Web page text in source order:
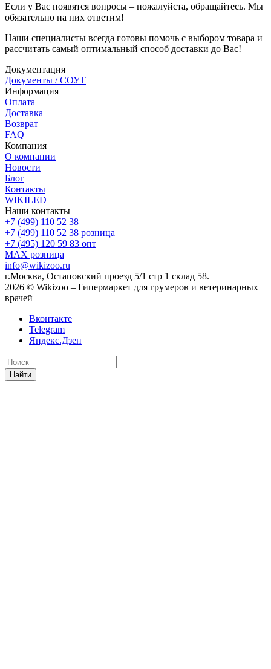
Если у Вас появятся вопросы – пожалуйста, обращайтесь. Мы
обязательно на них ответим!
Наши специалисты всегда готовы помочь с выбором товара и
рассчитать самый оптимальный способ доставки до Вас!
Документация
Документы / СОУТ
Информация
Оплата
Доставка
Возврат
FAQ
Компания
О компании
Новости
Блог
Контакты
WIKILED
Наши контакты
+7 (499) 110 52 38
+7 (499) 110 52 38 розница
+7 (495) 120 59 83 опт
MAX розница
info@wikizoo.ru
г.Москва, Остаповский проезд 5/1 стр 1 склад 58.
2026 © Wikizoo – Гипермаркет для грумеров и ветеринарных
врачей
Вконтакте
Telegram
Яндекс.Дзен
Найти